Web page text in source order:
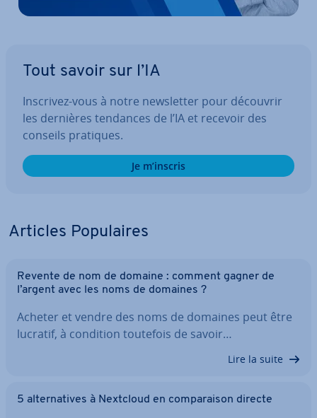
Tout savoir sur l’IA
Inscrivez-vous à notre news­let­ter pour découvrir
les dernières tendances de l’IA et recevoir des
conseils pratiques.
Je m’inscris
Articles Po­pu­laires
Revente de nom de domaine : comment gagner de
l’argent avec les noms de domaines ?
Acheter et vendre des noms de domaines peut être
lucratif, à condition toutefois de savoir…
Lire la suite
5 al­ter­na­tives à Nextcloud en com­pa­rai­son directe